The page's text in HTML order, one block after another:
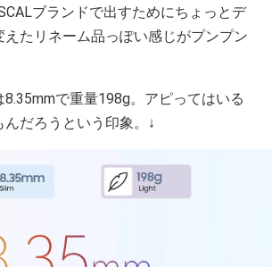
ブランドで出すためにちょっとデ
たリネーム品っぽい感じがプンプン
で重量198g。アピってはいる
だろうという印象。↓